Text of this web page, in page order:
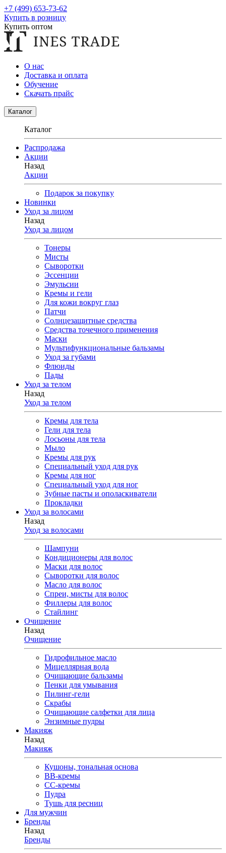
+7 (499) 653-73-62
Купить в розницу
Купить оптом
О нас
Доставка и оплата
Обучение
Скачать прайс
Каталог
Каталог
Распродажа
Акции
Назад
Акции
Подарок за покупку
Новинки
Уход за лицом
Назад
Уход за лицом
Тонеры
Мисты
Сыворотки
Эссенции
Эмульсии
Кремы и гели
Для кожи вокруг глаз
Патчи
Солнцезащитные средства
Средства точечного применения
Маски
Мультифункциональные бальзамы
Уход за губами
Флюиды
Пады
Уход за телом
Назад
Уход за телом
Кремы для тела
Гели для тела
Лосьоны для тела
Мыло
Кремы для рук
Специальный уход для рук
Кремы для ног
Специальный уход для ног
Зубные пасты и ополаскиватели
Прокладки
Уход за волосами
Назад
Уход за волосами
Шампуни
Кондиционеры для волос
Маски для волос
Сыворотки для волос
Масло для волос
Спреи, мисты для волос
Филлеры для волос
Стайлинг
Очищение
Назад
Очищение
Гидрофильное масло
Мицеллярная вода
Очищающие бальзамы
Пенки для умывания
Пилинг-гели
Скрабы
Очищающие салфетки для лица
Энзимные пудры
Макияж
Назад
Макияж
Кушоны, тональная основа
BB-кремы
CC-кремы
Пудра
Тушь для ресниц
Для мужчин
Бренды
Назад
Бренды